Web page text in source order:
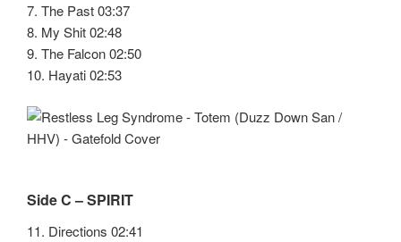
7. The Past 03:37
8. My Shit 02:48
9. The Falcon 02:50
10. Hayati 02:53
Side C – SPIRIT
11. Directions 02:41